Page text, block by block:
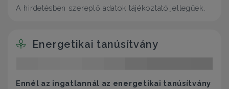
A hirdetésben szereplő adatok tájékoztató jellegűek.
Energetikai tanúsítvány
Ennél az ingatlannál az energetikai tanúsítvány